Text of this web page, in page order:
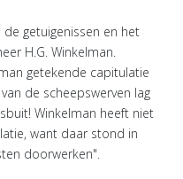
getuigenissen en het
H.G. Winkelman.
getekende capitulatie
de scheepswerven lag
Winkelman heeft niet
want daar stond in
doorwerken".